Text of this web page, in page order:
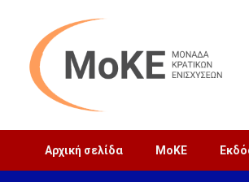
Αρχική σελίδα MoΚΕ